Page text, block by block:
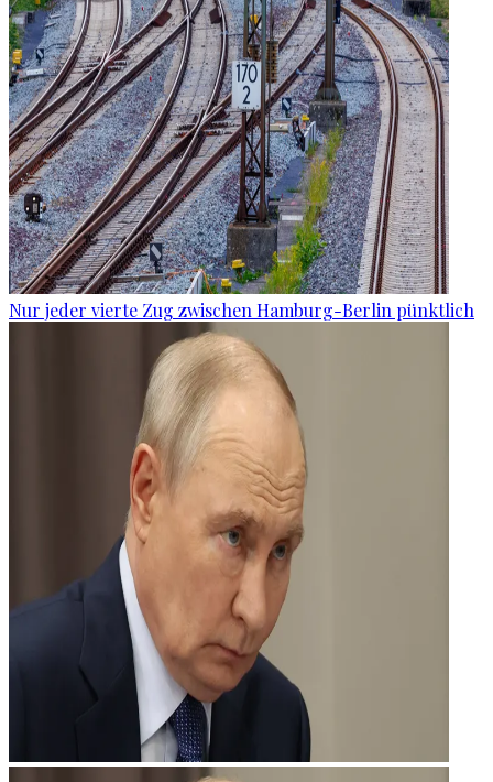
Nur jeder vierte Zug zwischen Hamburg-Berlin pünktlich